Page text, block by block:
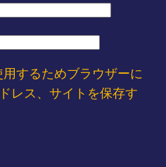
するためブラウザーに
レス、サイトを保存す